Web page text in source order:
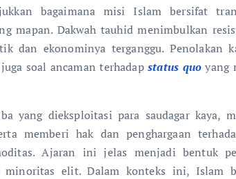
bagaimana misi Islam bersifat
mapan. Dakwah tauhid menimbulkan
dan ekonominya terganggu. Penolakan
soal ancaman terhadapstatus quo yang
yang dieksploitasi para saudagar kaya,
memberi hak dan penghargaan
Ajaran ini jelas menjadi bentuk
minoritas elit. Dalam konteks ini, Islam